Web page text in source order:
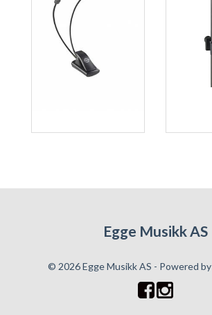
Egge Musikk AS
© 2026 Egge Musikk AS - Powered by